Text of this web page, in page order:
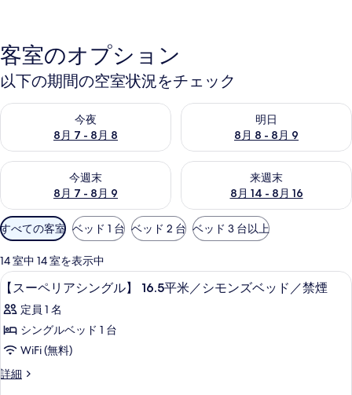
客室のオプション
以下の期間の空室状況をチェック
今夜
8月 7 - 8月 8
今夜 8月 7 - 8月 8 の空室状況をチェック
明日
8月 8 - 8月 9
明日 8月 8 - 8月 9 の空室状況
今週末
8月 7 - 8月 9
今週末 8月 7 - 8月 9 の空室状況をチェック
来週末
8月 14 - 8月 16
来週末 8月 14 - 8月 16 の空室
利
用
可
能
な
客
室
の
り
すべての客室 ベッド 1 台 ベッド 2 台 ベッド 3 台以上
14 室中 14 室を表示中
【ス
ー
ペ
リ
シ
ミニバー、セーフティボックス (室
1
【スーペリアシングル】 16.5平米／シモンズベッド／禁煙
定員 1 名
シングルベッド 1 台
WiFi (無料)
詳細
【ス